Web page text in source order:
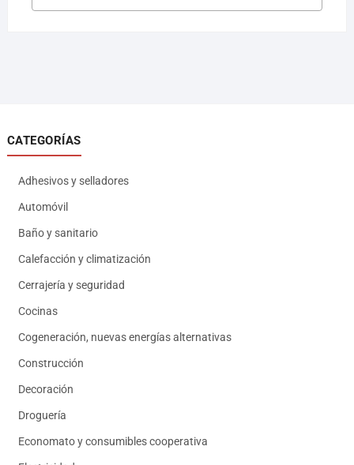
CATEGORÍAS
Adhesivos y selladores
Automóvil
Baño y sanitario
Calefacción y climatización
Cerrajería y seguridad
Cocinas
Cogeneración, nuevas energías alternativas
Construcción
Decoración
Droguería
Economato y consumibles cooperativa